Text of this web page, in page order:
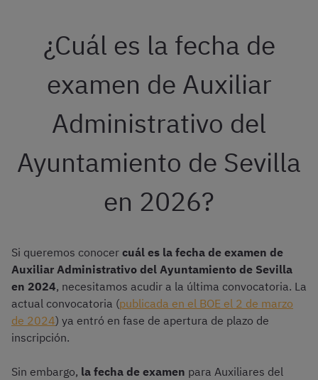
¿Cuál es la fecha de
examen de Auxiliar
Administrativo del
Ayuntamiento de Sevilla
en 2026?
Si queremos conocer cuál es la fecha de examen de
Auxiliar Administrativo del Ayuntamiento de Sevilla
en 2024, necesitamos acudir a la última convocatoria. La
actual convocatoria (publicada en el BOE el 2 de marzo
de 2024) ya entró en fase de apertura de plazo de
inscripción.
Sin embargo, la fecha de examen para Auxiliares del